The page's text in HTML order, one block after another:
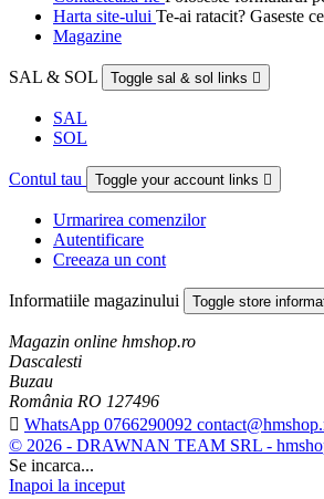
Harta site-ului Te-ai ratacit? Gaseste
Magazine
SAL & SOL Toggle sal & sol links 
SAL
SOL
Contul tau Toggle your account links 
Urmarirea comenzilor
Autentificare
Creeaza un cont
Informatiile magazinului Toggle store
Magazin online hmshop.ro
Dascalesti
Buzau
România RO 127496
 WhatsApp 0766290092
© 2026 - DRAWNAN TEAM SRL -
Se incarca...
Inapoi la inceput